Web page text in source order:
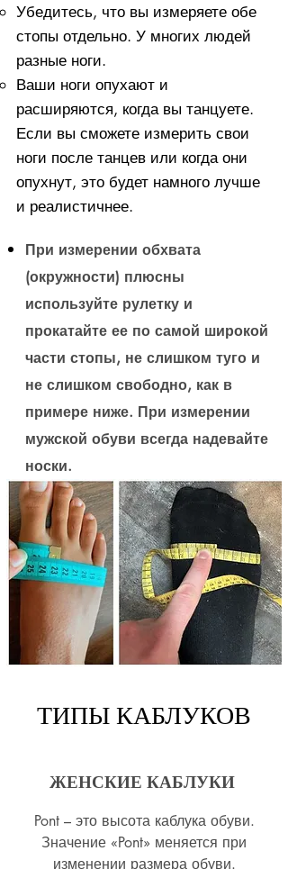
Убедитесь, что вы измеряете обе
стопы отдельно. У многих людей
разные ноги.
Ваши ноги опухают и
расширяются, когда вы танцуете.
Если вы сможете измерить свои
ноги после танцев или когда они
опухнут, это будет намного лучше
и реалистичнее.
При измерении обхвата
(окружности) плюсны
используйте рулетку и
прокатайте ее по самой широкой
части стопы, не слишком туго и
не слишком свободно, как в
примере ниже. При измерении
мужской обуви всегда надевайте
носки.
ТИПЫ КАБЛУКОВ
ЖЕНСКИЕ КАБЛУКИ
Pont – это высота каблука обуви.
Значение «Pont» меняется при
изменении размера обуви.